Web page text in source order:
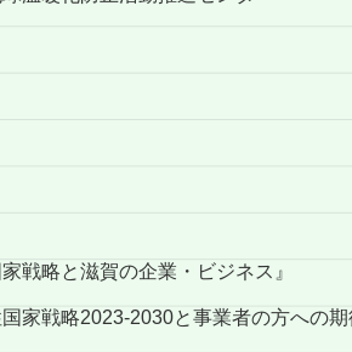
略と滋賀の企業・ビジネス』
戦略2023-2030と事業者の方への期